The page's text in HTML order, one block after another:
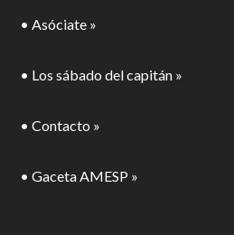
• Asóciate »
• Los sábado del capitán »
• Contacto »
• Gaceta AMESP »